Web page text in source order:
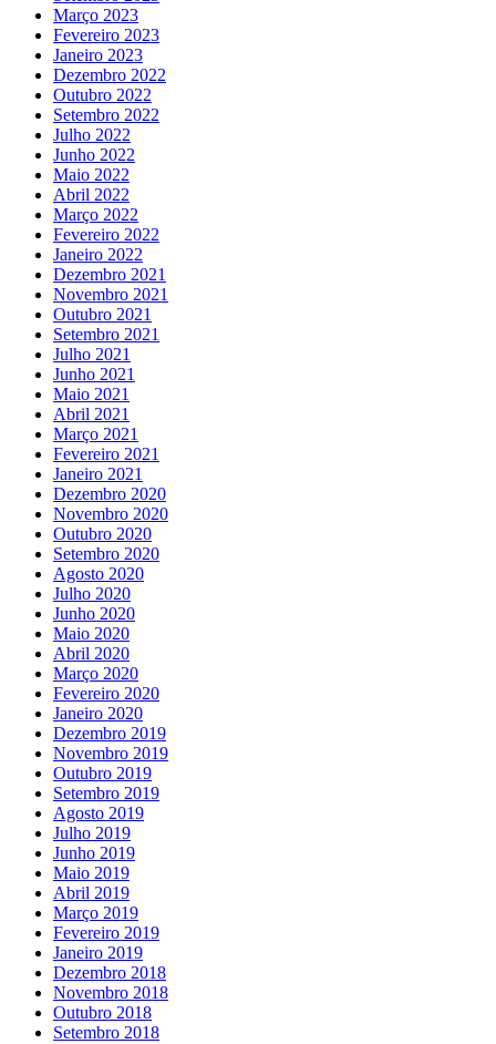
Março 2023
Fevereiro 2023
Janeiro 2023
Dezembro 2022
Outubro 2022
Setembro 2022
Julho 2022
Junho 2022
Maio 2022
Abril 2022
Março 2022
Fevereiro 2022
Janeiro 2022
Dezembro 2021
Novembro 2021
Outubro 2021
Setembro 2021
Julho 2021
Junho 2021
Maio 2021
Abril 2021
Março 2021
Fevereiro 2021
Janeiro 2021
Dezembro 2020
Novembro 2020
Outubro 2020
Setembro 2020
Agosto 2020
Julho 2020
Junho 2020
Maio 2020
Abril 2020
Março 2020
Fevereiro 2020
Janeiro 2020
Dezembro 2019
Novembro 2019
Outubro 2019
Setembro 2019
Agosto 2019
Julho 2019
Junho 2019
Maio 2019
Abril 2019
Março 2019
Fevereiro 2019
Janeiro 2019
Dezembro 2018
Novembro 2018
Outubro 2018
Setembro 2018